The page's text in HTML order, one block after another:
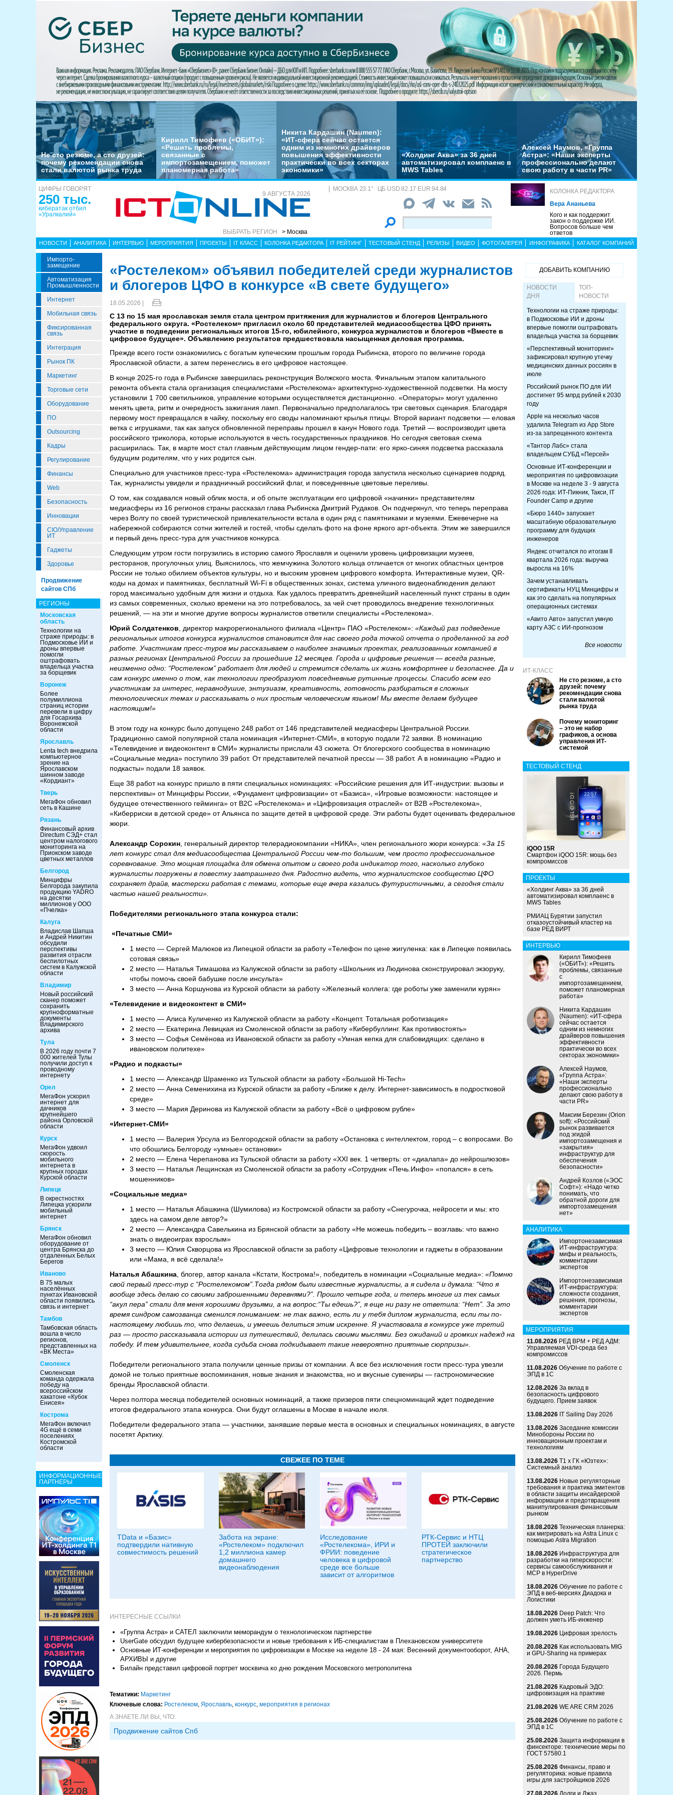
Не сто резюме, а сто друзей:
почему рекомендации снова
стали валютой рынка труда
Кирилл Тимофеев («ОБИТ»):
«Решить проблемы,
связанные с
импортозамещением, поможет
планомерная работа»
Никита Кардашин (Naumen):
«ИТ-сфера сейчас остается
одним из немногих драйверов
повышения эффективности
практически во всех секторах
экономики»
«Холдинг Аква» за 36 дней
автоматизировал комплаенс в
MWS Tables
Алексей Наумов, «Группа
Астра»: «Наши эксперты
профессионально делают
свою работу в части PR»
ЦИФРЫ ГОВОРЯТ
250 тыс.
кибератак отбил
«Уралкалий»
9 АВГУСТА 2026
ВЫБРАТЬ РЕГИОН > Москва
МОСКВА 23.1° ЦБ USD 82.17 EUR 94.84
КОЛОНКА РЕДАКТОРА
Вера Ананьева
Кого и как поддержит
закон о поддержке ИИ.
Вопросов больше чем
ответов
НОВОСТИ АНАЛИТИКА ИНТЕРВЬЮ МЕРОПРИЯТИЯ ПРОЕКТЫ IT КЛАСС КОЛОНКА РЕДАКТОРА IT РЕЙТИНГ ТЕСТОВЫЙ СТЕНД РЕЛИЗЫ ВИДЕО ФОТОГАЛЕРЕЯ ИНФОГРАФИКА КАТАЛОГ КОМПАНИЙ
Импорто­
Замещение
Автоматизация
Промышленности
Интернет
Мобильная связь
Фиксированная
связь
Интеграция
Рынок ПК
Маркетинг
Торговые сети
Оборудование
ПО
Outsourcing
Кадры
Регулирование
Финансы
Web
Безопасность
Инновации
CIO/Управление
ИТ
Гаджеты
Здоровье
Продвижение
сайтов СПб
РЕГИОНЫ
Московская
область
Технологии на
страже природы: в
Подмосковье ИИ и
дроны впервые
помогли
оштрафовать
владельца участка
за борщевик
Воронеж
Более
полумиллиона
страниц истории
перевели в цифру
для Госархива
Воронежской
области
Ярославль
Lenta tech внедрила
компьютерное
зрение на
Ярославском
шинном заводе
«Кордиант»
Тверь
МегаФон обновил
сеть в Кашине
Рязань
Финансовый архив
Directum СЭД+ стал
центром налогового
мониторинга на
Приокском заводе
цветных металлов
Белгород
Минцифры
Белгорода закупила
продукцию YADRO
на десятки
миллионов у ООО
«Пчелка»
Калуга
Владислав Шапша
и Андрей Никитин
обсудили
перспективы
развития отрасли
беспилотных
систем в Калужской
области
Владимир
Новый российский
сканер поможет
сохранить
крупноформатные
документы
Владимирского
архива
Тула
В 2026 году почти 7
000 жителей Тулы
получили доступ к
проводному
интернету
Орел
МегаФон ускорил
интернет для
дачников
крупнейшего
района Орловской
области
Курск
МегаФон удвоил
скорость
мобильного
интернета в
крупных городах
Курской области
Липецк
В окрестностях
Липецка ускорили
мобильный
интернет
Брянск
МегаФон обновил
оборудование от
центра Брянска до
отдаленных Белых
Берегов
Иваново
В 75 малых
населённых
пунктах Ивановской
области появились
связь и интернет
Тамбов
Тамбовская область
вошла в число
регионов,
представленных на
«ВК Места»
Смоленск
Смоленская
команда одержала
победу на
всероссийском
хакатоне «Кубок
Енисея»
Кострома
МегаФон включил
4G ещё в семи
поселениях
Костромской
области
ИНФОРМАЦИОННЫЕ
ПАРТНЕРЫ
«Ростелеком» объявил победителей среди журналистов
и блогеров ЦФО в конкурсе «В свете будущего»
18.05.2026 |
С 13 по 15 мая ярославская земля стала центром притяжения для журналистов и блогеров Центрального
федерального округа. «Ростелеком» пригласил около 60 представителей медиасообщества ЦФО принять
участие в подведении региональных итогов 15-го, юбилейного, конкурса журналистов и блогеров «Вместе в
цифровое будущее». Объявлению результатов предшествовала насыщенная деловая программа.
Прежде всего гости ознакомились с богатым купеческим прошлым города Рыбинска, второго по величине города
Ярославской области, а затем перенеслись в его цифровое настоящее.
В конце 2025-го года в Рыбинске завершилась реконструкция Волжского моста. Финальным этапом капитального
ремонта объекта стала организация специалистами «Ростелекома» архитектурно-художественной подсветки. На мосту
установили 1 700 светильников, управление которыми осуществляется дистанционно. «Операторы» могут удаленно
менять цвета, ритм и очередность зажигания ламп. Первоначально предполагалось три световых сценария. Благодаря
первому мост превращался в чайку, поскольку его своды напоминают крылья птицы. Второй вариант подсветки — еловая
ветка с игрушками, так как запуск обновленной переправы прошел в канун Нового года. Третий — воспроизводит цвета
российского триколора, которые используются в честь государственных праздников. Но сегодня световая схема
расширилась. Так, в марте мост стал главным действующим лицом гендер-пати: его ярко-синяя подсветка рассказала
будущим родителям, что у них родится сын.
Специально для участников пресс-тура «Ростелекома» администрация города запустила несколько сценариев подряд.
Так, журналисты увидели и праздничный российский флаг, и повседневные цветовые переливы.
О том, как создавался новый облик моста, и об опыте эксплуатации его цифровой «начинки» представителям
медиасферы из 16 регионов страны рассказал глава Рыбинска Дмитрий Рудаков. Он подчеркнул, что теперь переправа
через Волгу по своей туристической привлекательности встала в один ряд с памятниками и музеями. Ежевечерне на
набережной собираются сотни жителей и гостей, чтобы сделать фото на фоне яркого арт-объекта. Этим же завершился
и первый день пресс-тура для участников конкурса.
Следующим утром гости погрузились в историю самого Ярославля и оценили уровень цифровизации музеев,
ресторанов, прогулочных улиц. Выяснилось, что жемчужина Золотого кольца отличается от многих областных центров
России не только обилием объектов культуры, но и высоким уровнем цифрового комфорта. Интерактивные музеи, QR-
коды на домах и памятниках, бесплатный Wi-Fi в общественных зонах, система уличного видеонаблюдения делают
город максимально удобным для жизни и отдыха. Как удалось превратить древнейший населенный пункт страны в один
из самых современных, сколько времени на это потребовалось, за чей счет проводилось внедрение технологичных
решений, — на эти и многие другие вопросы журналистов ответили специалисты «Ростелекома».
Юрий Солдатенков , директор макрорегионального филиала «Центр» ПАО «Ростелеком»: «Каждый раз подведение
региональных итогов конкурса журналистов становится для нас своего рода точкой отчета о проделанной за год
работе. Участникам пресс-туров мы рассказываем о наиболее значимых проектах, реализованных компанией в
разных регионах Центральной России за прошедшие 12 месяцев. Города и цифровые решения — всегда разные,
неизменно одно: “Ростелеком” работает для людей и стремится сделать их жизнь комфортнее и безопаснее. Да и
сам конкурс именно о том, как технологии преобразуют повседневные рутинные процессы. Спасибо всем его
участникам за интерес, неравнодушие, энтузиазм, креативность, готовность разбираться в сложных
технологических темах и рассказывать о них простым человеческим языком! Мы вместе делаем будущее
настоящим!»
В этом году на конкурс было допущено 248 работ от 146 представителей медиасферы Центральной России.
Традиционно самой популярной стала номинация «Интернет-СМИ», в которую подали 72 заявки. В номинацию
«Телевидение и видеоконтент в СМИ» журналисты прислали 43 сюжета. От блогерского сообщества в номинацию
«Социальные медиа» поступило 39 работ. От представителей печатной прессы — 38 работ. А в номинацию «Радио и
подкасты» подали 18 заявок.
Еще 38 работ на конкурс пришло в пяти специальных номинациях: «Российские решения для ИТ-индустрии: вызовы и
перспективы» от Минцифры России, «Фундамент цифровизации» от «Базиса», «Игровые возможности: настоящее и
будущее отечественного гейминга» от В2С «Ростелекома» и «Цифровизация отраслей» от В2В «Ростелекома»,
«Киберриски в детской среде» от Альянса по защите детей в цифровой среде. Эти работы будет оценивать федеральное
жюри.
Александр Сорокин , генеральный директор телерадиокомпании «НИКА», член регионального жюри конкурса: «За 15
лет конкурс стал для медиасообщества Центральной России чем-то большим, чем просто профессиональное
соревнование. Это мощная площадка для обмена опытом и своего рода индикатор того, насколько глубоко
журналисты погружены в повестку завтрашнего дня. Радостно видеть, что журналистское сообщество ЦФО
сохраняет драйв, мастерски работая с темами, которые еще вчера казались футуристичными, а сегодня стали
частью нашей реальности».
Победителями регионального этапа конкурса стали:
«Печатные СМИ»
1 место — Сергей Малюков из Липецкой области за работу «Телефон по цене жигуленка: как в Липецке появилась
сотовая связь»
2 место — Наталья Тимашова из Калужской области за работу «Школьник из Людинова сконструировал экзоруку,
чтобы помочь своей бабушке после инсульта»
3 место — Анна Коршунова из Курской области за работу «Железный коллега: где роботы уже заменили курян»
«Телевидение и видеоконтент в СМИ»
1 место — Алиса Куличенко из Калужской области за работу «Концепт. Тотальная роботизация»
2 место — Екатерина Левицкая из Смоленской области за работу «Кибербуллинг. Как противостоять»
3 место — Софья Семёнова из Ивановской области за работу «Умная кепка для слабовидящих: сделано в
ивановском политехе»
«Радио и подкасты»
1 место — Александр Шраменко из Тульской области за работу «Большой Hi-Tech»
2 место — Анна Семенихина из Курской области за работу «Ближе к делу. Интернет-зависимость в подростковой
среде»
3 место — Мария Деринова из Калужской области за работу «Всё о цифровом рубле»
«Интернет-СМИ»
1 место — Валерия Урсула из Белгородской области за работу «Остановка с интеллектом, город – с вопросами. Во
что обошлись Белгороду «умные» остановки»
2 место — Елена Черепанова из Тульской области за работу «XXI век. 1 четверть: от «диалапа» до нейрошлюзов»
3 место — Наталья Лещинская из Смоленской области за работу «Сотрудник «Печь.Инфо» «попался» в сеть
мошенников»
«Социальные медиа»
1 место — Наталья Абашкина (Шумилова) из Костромской области за работу «Снегурочка, нейросети и мы: кто
здесь на самом деле автор?»
2 место — Александра Савелькина из Брянской области за работу «Не можешь победить – возглавь: что важно
знать о видеоиграх взрослым»
3 место — Юлия Скворцова из Ярославской области за работу «Цифровые технологии и гаджеты в образовании
или «Мама, я всё сделала!»
Наталья Абашкина , блогер, автор канала «Кстати, Кострома!», победитель в номинации «Социальные медиа»: «Помню
свой первый пресс-тур с “Ростелекомом”.Тогда рядом были известные журналисты, а я сидела и думала: “Что я
вообще здесь делаю со своими заброшенными деревнями?”. Прошло четыре года, и теперь многие из тех самых
“акул пера” стали для меня хорошими друзьями, а на вопрос:“Ты едешь?”, я еще ни разу не ответила: “Нет”. За это
время синдром самозванца сменился пониманием: не так важно, есть ли у тебя диплом журналиста, если ты по-
настоящему любишь то, что делаешь, и умеешь делиться этим искренне. Я участвовала в конкурсе уже третий
раз — просто рассказывала истории из путешествий, делилась своими мыслями. Без ожиданий и громких надежд на
победу. И тем удивительнее, когда судьба снова подкидывает такие невероятно приятные сюрпризы».
Победители регионального этапа получили ценные призы от компании. А все без исключения гости пресс-тура увезли
домой не только приятные воспоминания, новые знания и знакомства, но и вкусные сувениры — гастрономические
бренды Ярославской области.
Через полтора месяца победителей основных номинаций, а также призеров пяти спецноминаций ждет подведение
итогов федерального этапа конкурса. Они будут оглашены в Москве в начале июля.
Победители федерального этапа — участники, занявшие первые места в основных и специальных номинациях, в августе
посетят Арктику.
СВЕЖЕЕ ПО ТЕМЕ
TData и «Базис»
подтвердили нативную
совместимость решений
Забота на экране:
«Ростелеком» подключил
1,2 миллиона камер
домашнего
видеонаблюдения
Исследование
«Ростелекома», ИРИ и
ФРИИ: поведение
человека в цифровой
среде все больше
зависит от алгоритмов
РТК-Сервис и НТЦ
ПРОТЕЙ заключили
стратегическое
партнерство
ИНТЕРЕСНЫЕ ССЫЛКИ
«Группа Астра» и САТЕЛ заключили меморандум о технологическом партнерстве
UserGate обсудил будущее кибербезопасности и новые требования к ИБ‑специалистам в Плехановском университете
Основные ИТ-конференции и мероприятия по цифровизации в Москве на неделе 18 - 24 мая: Весенний документооборот, АНА,
АРХИВЫ и другие
Билайн представил цифровой портрет москвича ко дню рождения Московского метрополитена
Тематики: Маркетинг
Ключевые слова: Ростелеком, Ярославль, конкурс, мероприятия в регионах
А ЗНАЕТЕ ЛИ ВЫ, ЧТО:
Продвижение сайтов Спб
ДОБАВИТЬ КОМПАНИЮ
НОВОСТИ
ДНЯ
ТОП-
НОВОСТИ
Технологии на страже природы:
в Подмосковье ИИ и дроны
впервые помогли оштрафовать
владельца участка за борщевик
«Перспективный мониторинг»
зафиксировал крупную утечку
медицинских данных россиян в
июле
Российский рынок ПО для ИИ
достигнет 95 млрд рублей к 2030
году
Apple на несколько часов
удалила Telegram из App Store
из-за запрещенного контента
«Тантор Лабс» стала
владельцем СУБД «Персей»
Основные ИТ-конференции и
мероприятия по цифровизации
в Москве на неделе 3 - 9 августа
2026 года: ИТ-Пикник, Такси, IT
Founder Camp и другие
«Бюро 1440» запускает
масштабную образовательную
программу для будущих
инженеров
Яндекс отчитался по итогам II
квартала 2026 года: выручка
выросла на 16%
Зачем устанавливать
сертификаты НУЦ Минцифры и
как это сделать на популярных
операционных системах
«Авито Авто» запустил умную
карту АЗС с ИИ-прогнозом
Все новости
ИТ-КЛАСС
Не сто резюме, а сто
друзей: почему
рекомендации снова
стали валютой
рынка труда
Почему мониторинг
– это не набор
графиков, а основа
управления ИТ-
системой
ТЕСТОВЫЙ СТЕНД
iQOO 15R
Смартфон iQOO 15R: мощь без
компромиссов
ПРОЕКТЫ
«Холдинг Аква» за 36 дней
автоматизировал комплаенс в
MWS Tables
РМИАЦ Бурятии запустил
отказоустойчивый кластер на
базе РЕД ВИРТ
ИНТЕРВЬЮ
Кирилл Тимофеев
(«ОБИТ»): «Решить
проблемы, связанные
с
импортозамещением,
поможет планомерная
работа»
Никита Кардашин
(Naumen): «ИТ-сфера
сейчас остается
одним из немногих
драйверов повышения
эффективности
практически во всех
секторах экономики»
Алексей Наумов,
«Группа Астра»:
«Наши эксперты
профессионально
делают свою работу в
части PR»
Максим Березин (Orion
soft): «Российский
рынок развивается
под эгидой
импортозамещения и
«закрытия»
инфраструктур для
обеспечения
безопасности»
Андрей Козлов («ЭОС
Софт»): «Надо четко
понимать, что
обратной дороги для
импортозамещения
нет»
АНАЛИТИКА
Импортонезависимая
ИТ-инфраструктура:
мифы и реальность,
комментарии
экспертов
Импортонезависимая
ИТ-инфраструктура:
сложности создания,
решения, прогнозы,
комментарии
экспертов
МЕРОПРИЯТИЯ
11.08.2026 РЕД ВРМ + РЕД АДМ:
Управляемая VDI-среда без
компромиссов
11.08.2026 Обучение по работе с
ЭПД в 1С
12.08.2026 За вклад в
безопасность цифрового
будущего. Прием заявок
13.08.2026 IT Sailing Day 2026
13.08.2026 Заседание комиссии
Минобороны России по
инновационным проектам и
технологиям
13.08.2026 Т1 x ГК «Юзтех»:
Системный анализ
13.08.2026 Новые регуляторные
требования и практика эмитентов
в области защиты инсайдерской
информации и предотвращения
манипулирования финансовым
рынком
18.08.2026 Техническая планерка:
как мигрировать на Astra Linux с
помощью Astra Migration
18.08.2026 Инфраструктура для
разработки на гиперскорости:
сервисы самообслуживания и
MCP в HyperDrive
18.08.2026 Обучение по работе с
ЭПД в веб-версиях Диадока и
Логистики
18.08.2026 Deep Patch: Что
должен уметь ИБ-инженер
19.08.2026 Цифровая зрелость
20.08.2026 Как использовать MIG
и GPU-Sharing на примерах
20.08.2026 Города Будущего
2026. Пермь
21.08.2026 Кадровый ЭДО:
цифровизация на практике
21.08.2026 WE ARE CRM 2026
25.08.2026 Обучение по работе с
ЭПД в 1С
25.08.2026 Защита информации в
финсекторе: технические меры по
ГОСТ 57580.1
25.08.2026 Финансы, право и
регуляторика: новые правила
игры для застройщиков 2026